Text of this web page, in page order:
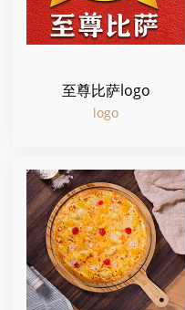
至尊比萨logo
logo